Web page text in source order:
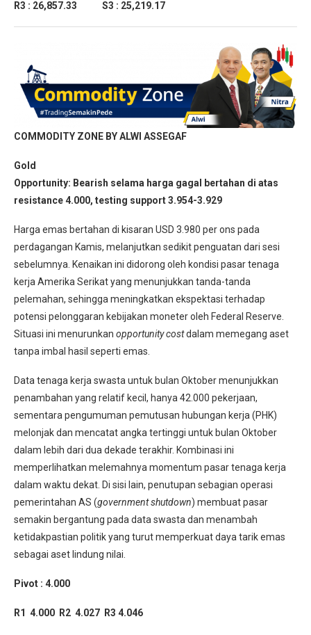
R3 : 26,857.33 S3 : 25,219.17
COMMODITY ZONE BY ALWI ASSEGAF
Gold
Opportunity: Bearish selama harga gagal bertahan di atas
resistance 4.000, testing support 3.954-3.929
Harga emas bertahan di kisaran USD 3.980 per ons pada
perdagangan Kamis, melanjutkan sedikit penguatan dari sesi
sebelumnya. Kenaikan ini didorong oleh kondisi pasar tenaga
kerja Amerika Serikat yang menunjukkan tanda-tanda
pelemahan, sehingga meningkatkan ekspektasi terhadap
potensi pelonggaran kebijakan moneter oleh Federal Reserve.
Situasi ini menurunkan opportunity costdalam memegang aset
tanpa imbal hasil seperti emas.
Data tenaga kerja swasta untuk bulan Oktober menunjukkan
penambahan yang relatif kecil, hanya 42.000 pekerjaan,
sementara pengumuman pemutusan hubungan kerja (PHK)
melonjak dan mencatat angka tertinggi untuk bulan Oktober
dalam lebih dari dua dekade terakhir. Kombinasi ini
memperlihatkan melemahnya momentum pasar tenaga kerja
dalam waktu dekat. Di sisi lain, penutupan sebagian operasi
pemerintahan AS (government shutdown) membuat pasar
semakin bergantung pada data swasta dan menambah
ketidakpastian politik yang turut memperkuat daya tarik emas
sebagai aset lindung nilai.
Pivot : 4.000
R1 4.000 R2 4.027 R3 4.046